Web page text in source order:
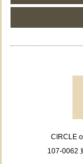
CIRCLE
107-0062